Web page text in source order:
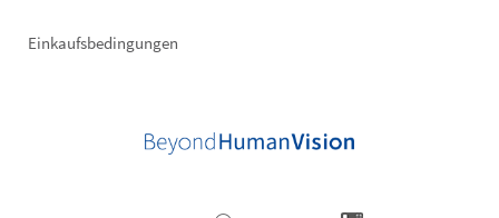
Einkaufsbedingungen